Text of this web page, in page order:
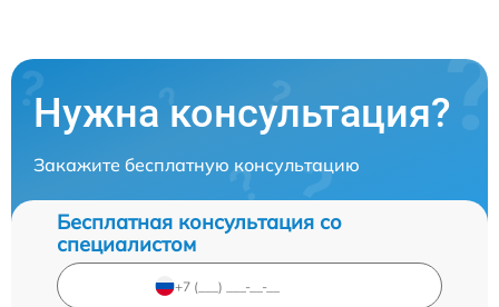
Нужна консультация?
Закажите бесплатную консультацию
Бесплатная консультация со
специалистом